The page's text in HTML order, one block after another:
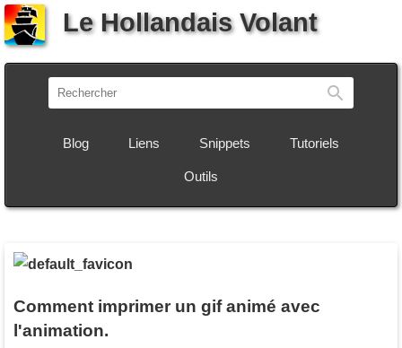
Le Hollandais Volant
Blog Liens Snippets Tutoriels
Outils
Comment imprimer un gif animé avec
l'animation.